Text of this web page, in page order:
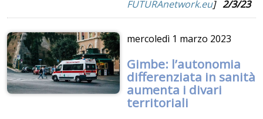
FUTURAnetwork.eu] 2/3/23
mercoledì 1 marzo 2023
Gimbe: l’autonomia
differenziata in sanità
aumenta i divari
territoriali